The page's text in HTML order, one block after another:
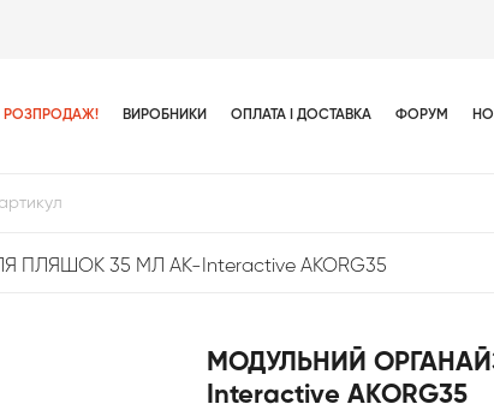
РОЗПРОДАЖ! ВИРОБНИКИ ОПЛАТА І ДОСТАВКА ФОРУМ
ПЛЯШОК 35 МЛ АК-Interactive AKORG35
МОДУЛЬНИЙ
Interactive AKORG35